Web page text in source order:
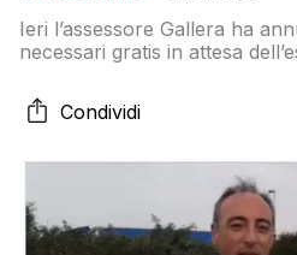
Ieri l’assessore Gallera ha
necessari gratis in attesa
la Regione non l’ha attivata.
cittadiniCondividi